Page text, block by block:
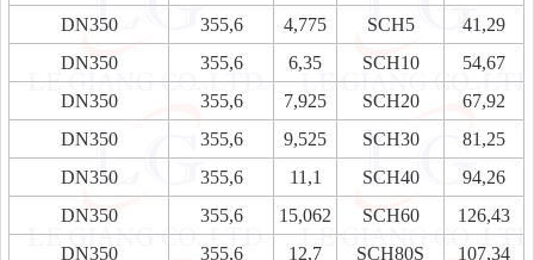
DN350
355,6 4,775 SCH5
41,29
DN350
355,6 6,35 SCH10
54,67
DN350
355,6 7,925 SCH20
67,92
DN350
355,6 9,525 SCH30
81,25
DN350
355,6 11,1 SCH40
94,26
DN350
355,6 15,062 SCH60
126,43
DN350
355,6 12,7 SCH80S
107,34